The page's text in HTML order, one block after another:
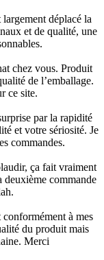
déplacé la
et de qualité, une
chez vous. Produit
de l’emballage.
ce site.
par la rapidité
et votre sériosité. Je
commandes.
ça fait vraiment
deuxième commande
à mes
du produit mais
Merci